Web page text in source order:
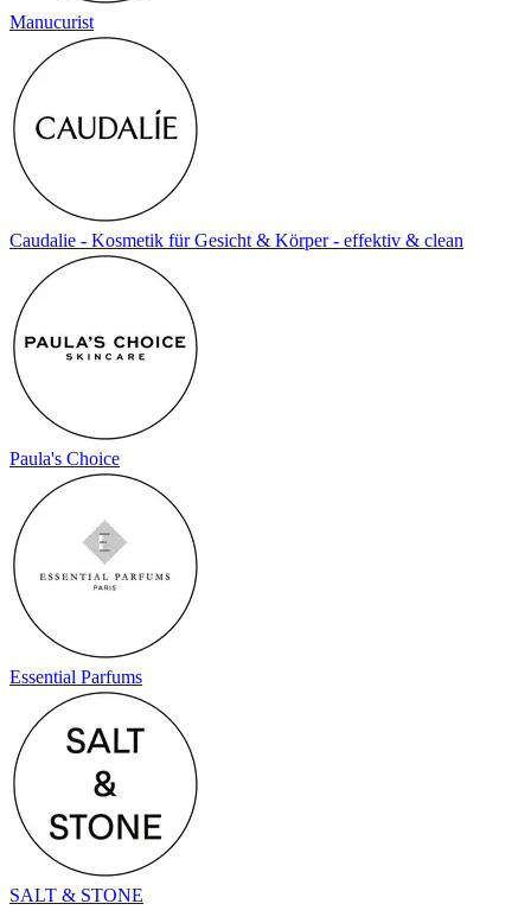
Manucurist
Caudalie - Kosmetik für Gesicht & Körper - effektiv & clean
Paula's Choice
Essential Parfums
SALT & STONE